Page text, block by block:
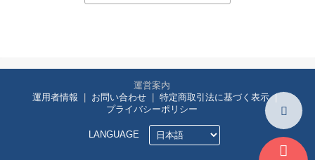
運営案内
運用者情報
お問い合わせ
特定商取引法に基づく表示
プライバシーポリシー
LANGUAGE